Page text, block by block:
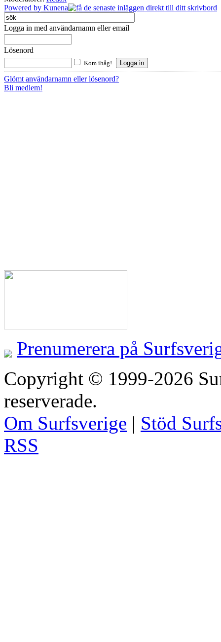
Powered by Kunena
Logga in med användarnamn eller email
Lösenord
Kom ihåg!
Glömt användarnamn eller lösenord?
Bli medlem!
Prenumerera på
Copyright © 1999-2026
reserverade.
Om Surfsverige | Stöd
RSS